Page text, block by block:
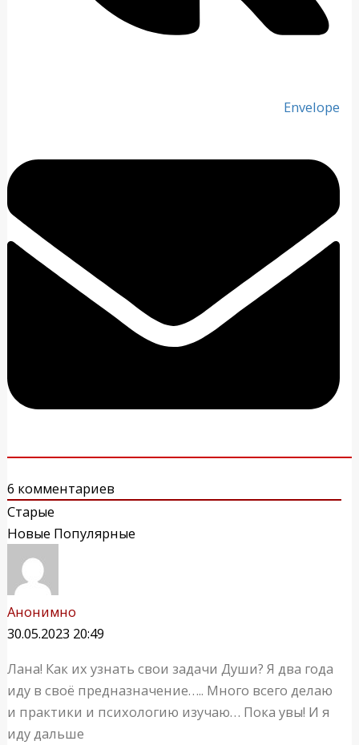
Envelope
6 комментариев
Старые
Новые Популярные
Анонимно
30.05.2023 20:49
Лана! Как их узнать свои задачи Души? Я два года
иду в своё предназначение….. Много всего делаю
и практики и психологию изучаю… Пока увы! И я
иду дальше